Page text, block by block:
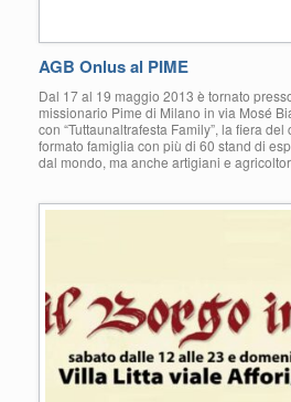
AGB Onlus al PIME
Dal 17 al 19 maggio 2013 è tornato
missionario Pime di Milano in via Mosé
con “Tuttaunaltrafesta Family”, la fiera
formato famiglia con più di 60 stand di
dal mondo, ma anche artigiani e